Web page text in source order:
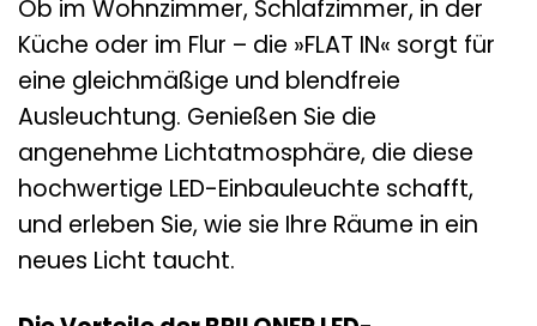
Ob im Wohnzimmer, Schlafzimmer, in der
Küche oder im Flur – die »FLAT IN« sorgt für
eine gleichmäßige und blendfreie
Ausleuchtung. Genießen Sie die
angenehme Lichtatmosphäre, die diese
hochwertige LED-Einbauleuchte schafft,
und erleben Sie, wie sie Ihre Räume in ein
neues Licht taucht.